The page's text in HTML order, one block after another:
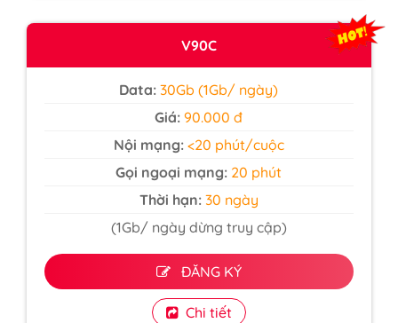
V90C
Data: 30Gb (1Gb/ ngày)
Giá:90.000 đ
Nội mạng: <20 phút/cuộc
Gọi ngoại mạng: 20 phút
Thời hạn:30 ngày
(1Gb/ ngày dừng truy cập)
ĐĂNG KÝ
Chi tiết